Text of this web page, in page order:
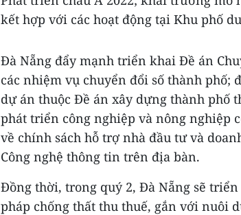
kết hợp với các hoạt động tại Khu phố
Đà Nẵng đẩy mạnh triển khai Đề án
các nhiệm vụ chuyển đổi số thành phố;
dự án thuộc Đề án xây dựng thành phố
phát triển công nghiệp và nông nghiệp
về chính sách hỗ trợ nhà đầu tư và
Công nghệ thông tin trên địa bàn.
Đồng thời, trong quý 2, Đà Nẵng sẽ
pháp chống thất thu thuế, gắn với nuôi